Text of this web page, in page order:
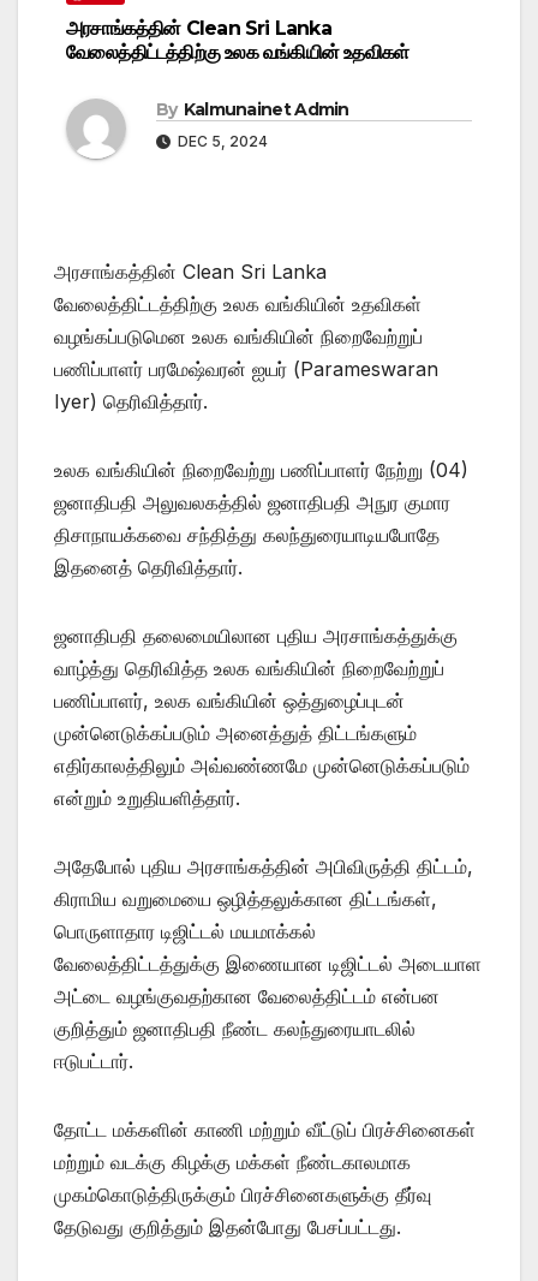
அரசாங்கத்தின் Clean Sri Lanka
வேலைத்திட்டத்திற்கு உலக வங்கியின் உதவிகள்
By Kalmunainet Admin
DEC 5, 2024
அரசாங்கத்தின் Clean Sri Lanka
வேலைத்திட்டத்திற்கு உலக வங்கியின் உதவிகள்
வழங்கப்படுமென உலக வங்கியின் நிறைவேற்றுப்
பணிப்பாளர் பரமேஷ்வரன் ஐயர் (Parameswaran
Iyer) தெரிவித்தார்.
உலக வங்கியின் நிறைவேற்று பணிப்பாளர் நேற்று (04)
ஜனாதிபதி அலுவலகத்தில் ஜனாதிபதி அநுர குமார
திசாநாயக்கவை சந்தித்து கலந்துரையாடியபோதே
இதனைத் தெரிவித்தார்.
ஜனாதிபதி தலைமையிலான புதிய அரசாங்கத்துக்கு
வாழ்த்து தெரிவித்த உலக வங்கியின் நிறைவேற்றுப்
பணிப்பாளர், உலக வங்கியின் ஒத்துழைப்புடன்
முன்னெடுக்கப்படும் அனைத்துத் திட்டங்களும்
எதிர்காலத்திலும் அவ்வண்ணமே முன்னெடுக்கப்படும்
என்றும் உறுதியளித்தார்.
அதேபோல் புதிய அரசாங்கத்தின் அபிவிருத்தி திட்டம்,
கிராமிய வறுமையை ஒழித்தலுக்கான திட்டங்கள்,
பொருளாதார டிஜிட்டல் மயமாக்கல்
வேலைத்திட்டத்துக்கு இணையான டிஜிட்டல் அடையாள
அட்டை வழங்குவதற்கான வேலைத்திட்டம் என்பன
குறித்தும் ஜனாதிபதி நீண்ட கலந்துரையாடலில்
ஈடுபட்டார்.
தோட்ட மக்களின் காணி மற்றும் வீட்டுப் பிரச்சினைகள்
மற்றும் வடக்கு கிழக்கு மக்கள் நீண்டகாலமாக
முகம்கொடுத்திருக்கும் பிரச்சினைகளுக்கு தீர்வு
தேடுவது குறித்தும் இதன்போது பேசப்பட்டது.